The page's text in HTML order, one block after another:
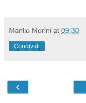
Manlio Morini at 09:30
Condividi
‹